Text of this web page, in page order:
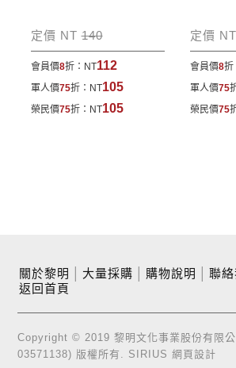
定價 NT140
會員價8折： NT112
軍人價75折： NT105
榮民價75折： NT105
定價
會員價8折
軍人價75
榮民價75
關於黎明 大量採購 購物說明 聯絡
返回首頁
Copyright © 2019 黎明文化事業股份有限公
03571138) 版權所有. SIRIUS 網頁設計